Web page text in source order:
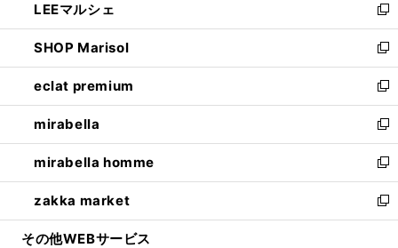
く
で
開
く
ド
ウ
で
開
く
ィ
ン
ド
ウ
で
開
く
い
ウ
ィ
ン
ド
ウ
で
開
く
LEEマルシェ
新
し
い
ウ
ィ
ン
ド
ウ
で
開
く
SHOP Marisol
新
し
い
ウ
ィ
ン
ド
ウ
で
開
eclat premium
新
し
い
ウ
ィ
ン
ド
ウ
mirabella
新
し
い
ウ
ィ
ン
mirabella homme
新
し
い
ウ
zakka market
新
し
その他WEBサービス